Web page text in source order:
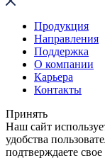
Продукция
Направления
Поддержка
О компании
Карьера
Контакты
Принять
Наш сайт
удобства
подтверждаете